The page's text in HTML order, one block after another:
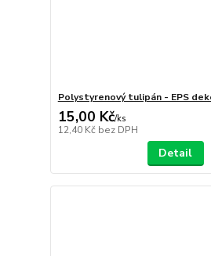
Polystyrenový tulipán - EPS
15,00 Kč/ks
12,40 Kč bez DPH
Detail